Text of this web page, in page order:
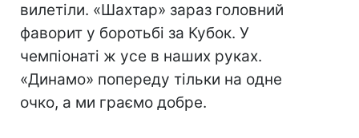
вилетіли. «Шахтар» зараз головний
фаворит у боротьбі за Кубок. У
чемпіонаті ж усе в наших руках.
«Динамо» попереду тільки на одне
очко, а ми граємо добре.